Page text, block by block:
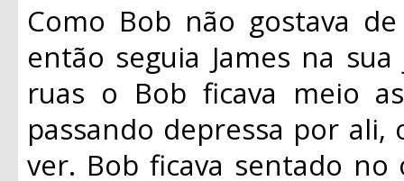
Como Bob não gostava
então seguia James na
ruas o Bob ficava meio
passando depressa por
ver. Bob ficava sentado